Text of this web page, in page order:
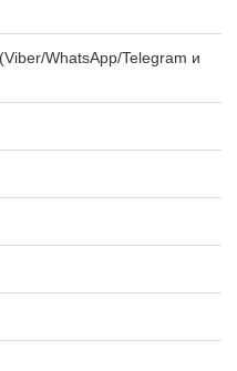
WhatsApp/Telegram и